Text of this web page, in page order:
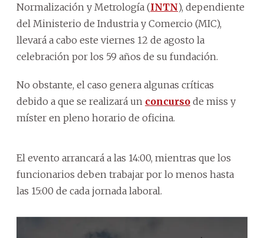
Normalización y Metrología (INTN), dependiente
del Ministerio de Industria y Comercio (MIC),
llevará a cabo este viernes 12 de agosto la
celebración por los 59 años de su fundación.
No obstante, el caso genera algunas críticas
debido a que se realizará un concurso de miss y
míster en pleno horario de oficina.
El evento arrancará a las 14:00, mientras que los
funcionarios deben trabajar por lo menos hasta
las 15:00 de cada jornada laboral.